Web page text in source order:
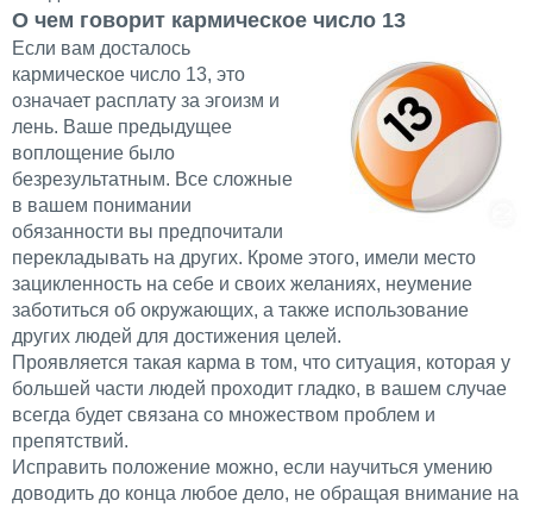
О чем говорит кармическое число 13
Если вам досталось
кармическое число 13, это
означает расплату за эгоизм и
лень. Ваше предыдущее
воплощение было
безрезультатным. Все сложные
в вашем понимании
обязанности вы предпочитали
перекладывать на других. Кроме этого, имели место
зацикленность на себе и своих желаниях, неумение
заботиться об окружающих, а также использование
других людей для достижения целей.
Проявляется такая карма в том, что ситуация, которая у
большей части людей проходит гладко, в вашем случае
всегда будет связана со множеством проблем и
препятствий.
Исправить положение можно, если научиться умению
доводить до конца любое дело, не обращая внимание на